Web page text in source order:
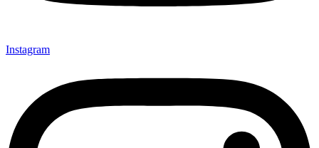
Instagram